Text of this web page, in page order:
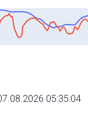
05:35:04